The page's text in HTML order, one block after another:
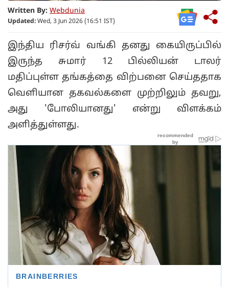
Written By: Webdunia
Updated: Wed, 3 Jun 2026 (16:51 IST)
இந்திய ரிசர்வ் வங்கி தனது கையிருப்பில்
இருந்த சுமார் 12 பில்லியன் டாலர்
மதிப்புள்ள தங்கத்தை விற்பனை செய்ததாக
வெளியான தகவல்களை முற்றிலும் தவறு,
அது 'போலியானது' என்று விளக்கம்
அளித்துள்ளது.